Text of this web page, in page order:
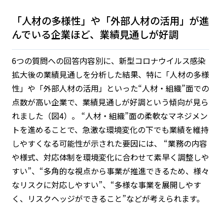
「人材の多様性」や「外部人材の活用」が進
んでいる企業ほど、業績見通しが好調
6つの質問への回答内容別に、新型コロナウイルス感染
拡大後の業績見通しを分析した結果、特に「人材の多様
性」や「外部人材の活用」といった“人材・組織”面での
点数が高い企業で、業績見通しが好調という傾向が見ら
れました（図4）。 “人材・組織”面の柔軟なマネジメン
トを進めることで、急激な環境変化の下でも業績を維持
しやすくなる可能性が示された要因には、 “業務の内容
や様式、対応体制を環境変化に合わせて素早く調整しや
すい”、“多角的な視点から事業が推進できるため、様々
なリスクに対応しやすい”、“多様な事業を展開しやす
く、リスクヘッジができること”などが考えられます。